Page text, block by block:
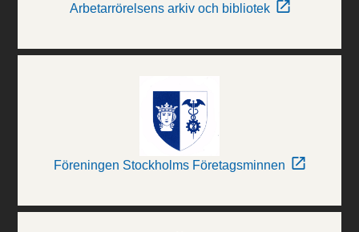
Arbetarrörelsens arkiv och bibliotek
Föreningen Stockholms Företagsminnen